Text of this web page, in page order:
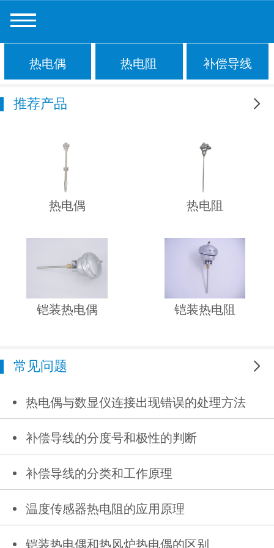
热电偶 热电阻 补偿导线
推荐产品
热电偶 热电阻
铠装热电偶 铠装热电阻
常见问题
热电偶与数显仪连接出现错误的处理方法
补偿导线的分度号和极性的判断
补偿导线的分类和工作原理
温度传感器热电阻的应用原理
铠装热电偶和热风炉热电偶的区别